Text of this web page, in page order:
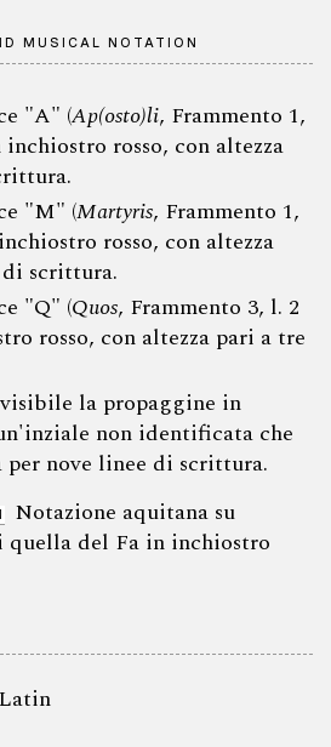
MUSICAL NOTATION
"A" (Ap(osto)li, Frammento 1,
rosso, con altezza
"M" (Martyris, Frammento 1,
rosso, con altezza
scrittura.
"Q" (Quos, Frammento 3, l. 2
rosso, con altezza pari a tre
la propaggine in
non identificata che
per nove linee di scrittura.
Notazione aquitana su
del Fa in inchiostro
Latin